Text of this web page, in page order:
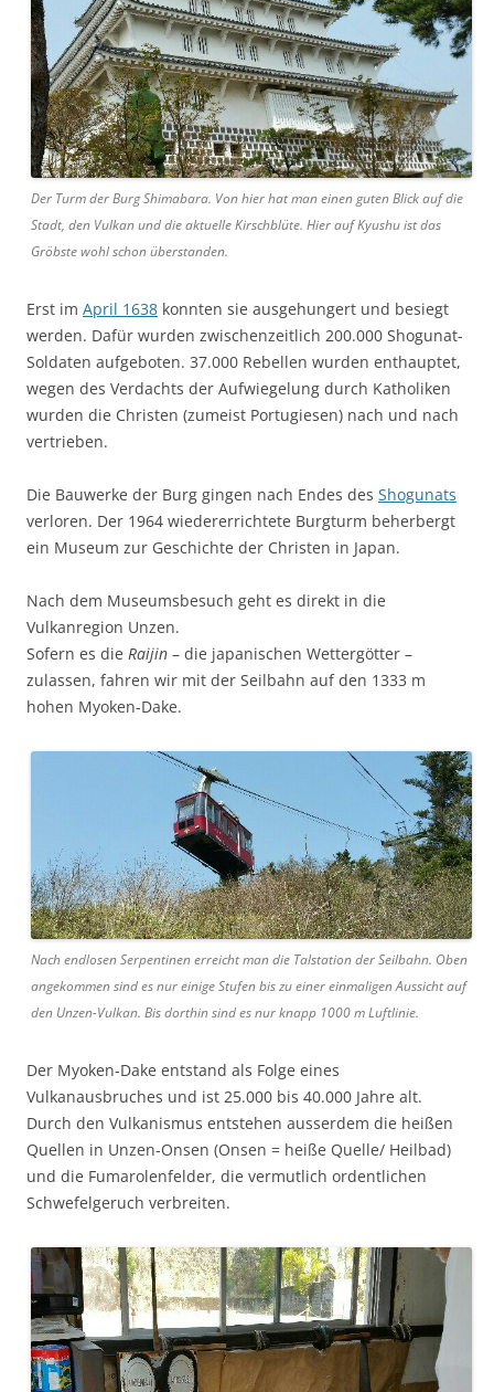
Der Turm der Burg Shimabara. Von hier hat man einen guten Blick auf die
Stadt, den Vulkan und die aktuelle Kirschblüte. Hier auf Kyushu ist das
Gröbste wohl schon überstanden.
Erst im April 1638 konnten sie ausgehungert und besiegt
werden. Dafür wurden zwischenzeitlich 200.000 Shogunat-
Soldaten aufgeboten. 37.000 Rebellen wurden enthauptet,
wegen des Verdachts der Aufwiegelung durch Katholiken
wurden die Christen (zumeist Portugiesen) nach und nach
vertrieben.
Die Bauwerke der Burg gingen nach Endes des Shogunats
verloren. Der 1964 wiedererrichtete Burgturm beherbergt
ein Museum zur Geschichte der Christen in Japan.
Nach dem Museumsbesuch geht es direkt in die
Vulkanregion Unzen.
Sofern es die Raijin – die japanischen Wettergötter –
zulassen, fahren wir mit der Seilbahn auf den 1333 m
hohen Myoken-Dake.
Nach endlosen Serpentinen erreicht man die Talstation der Seilbahn. Oben
angekommen sind es nur einige Stufen bis zu einer einmaligen Aussicht auf
den Unzen-Vulkan. Bis dorthin sind es nur knapp 1000 m Luftlinie.
Der Myoken-Dake entstand als Folge eines
Vulkanausbruches und ist 25.000 bis 40.000 Jahre alt.
Durch den Vulkanismus entstehen ausserdem die heißen
Quellen in Unzen-Onsen (Onsen = heiße Quelle/ Heilbad)
und die Fumarolenfelder, die vermutlich ordentlichen
Schwefelgeruch verbreiten.